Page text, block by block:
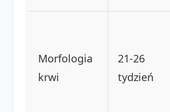
Morfologia
krwi
21-26
tydzień